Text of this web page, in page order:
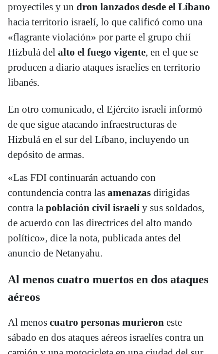
proyectiles y un dron lanzados desde el Líbano
hacia territorio israelí, lo que calificó como una
«flagrante violación» por parte el grupo chií
Hizbulá del alto el fuego vigente, en el que se
producen a diario ataques israelíes en territorio
libanés.
En otro comunicado, el Ejército israelí informó
de que sigue atacando infraestructuras de
Hizbulá en el sur del Líbano, incluyendo un
depósito de armas.
«Las FDI continuarán actuando con
contundencia contra las amenazas dirigidas
contra la población civil israelí y sus soldados,
de acuerdo con las directrices del alto mando
político», dice la nota, publicada antes del
anuncio de Netanyahu.
Al menos cuatro muertos en dos ataques
aéreos
Al menos cuatro personas murieron este
sábado en dos ataques aéreos israelíes contra un